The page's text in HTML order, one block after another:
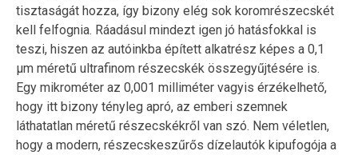
tisztaságát hozza, így bizony elég sok koromrészecskét
kell felfognia. Ráadásul mindezt igen jó hatásfokkal is
teszi, hiszen az autóinkba épített alkatrész képes a 0,1
µm méretű ultrafinom részecskék összegyűjtésére is.
Egy mikrométer az 0,001 milliméter vagyis érzékelhető,
hogy itt bizony tényleg apró, az emberi szemnek
láthatatlan méretű részecskékről van szó. Nem véletlen,
hogy a modern, részecskeszűrős dízelautók kipufogója a